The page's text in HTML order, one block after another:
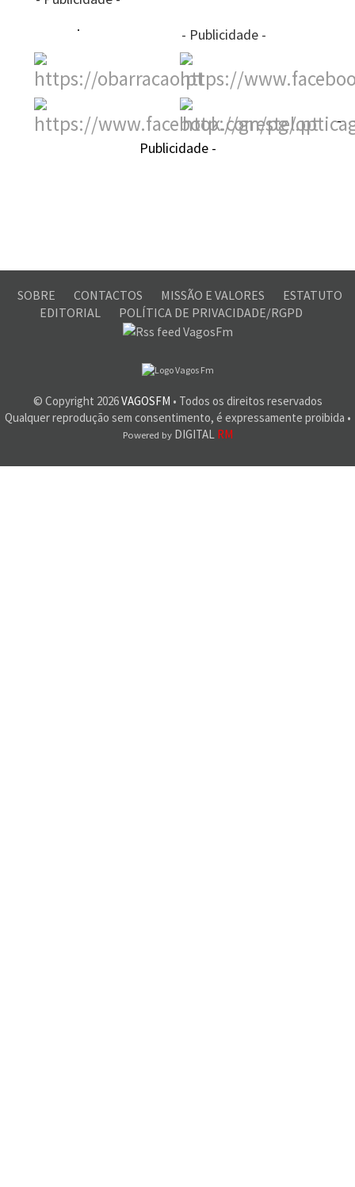
- Publicidade -
-
Publicidade -
SOBRE CONTACTOS MISSÃO E VALORES
ESTATUTO
EDITORIAL
POLÍTICA DE PRIVACIDADE/RGPD
© Copyright 2026VAGOSFM • Todos os direitos reservados
Qualquer reprodução sem consentimento, é expressamente proibida •
Powered byDIGITAL RM